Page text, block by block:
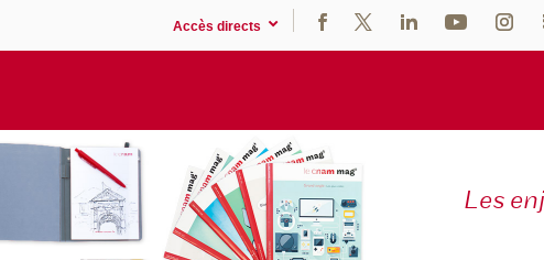
Accès directs
Les